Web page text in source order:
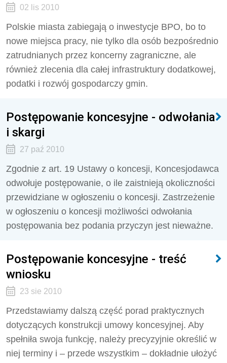
02 lis 2010
Polskie miasta zabiegają o inwestycje BPO, bo to
nowe miejsca pracy, nie tylko dla osób bezpośrednio
zatrudnianych przez koncerny zagraniczne, ale
również zlecenia dla całej infrastruktury dodatkowej,
podatki i rozwój gospodarczy gmin.
Postępowanie koncesyjne - odwołania
i skargi
27 paź 2010
Zgodnie z art. 19 Ustawy o koncesji, Koncesjodawca
odwołuje postępowanie, o ile zaistnieją okoliczności
przewidziane w ogłoszeniu o koncesji. Zastrzeżenie
w ogłoszeniu o koncesji możliwości odwołania
postępowania bez podania przyczyn jest nieważne.
Postępowanie koncesyjne - treść
wniosku
23 sie 2010
Przedstawiamy dalszą część porad praktycznych
dotyczących konstrukcji umowy koncesyjnej. Aby
spełniła swoja funkcję, należy precyzyjnie określić w
niej terminy i – przede wszystkim – dokładnie ułożyć